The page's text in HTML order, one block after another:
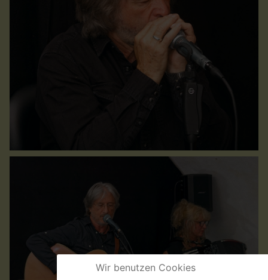
Wir benutzen Cookies